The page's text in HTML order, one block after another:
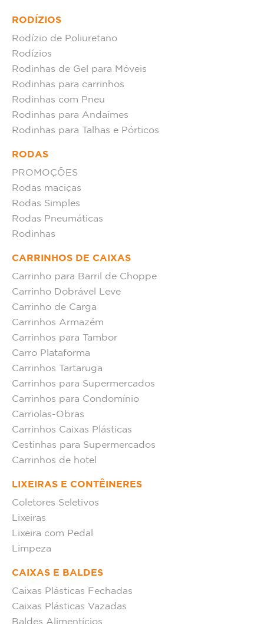
RODÍZIOS
Rodízio de Poliuretano
Rodízios
Rodinhas de Gel para Móveis
Rodinhas para carrinhos
Rodinhas com Pneu
Rodinhas para Andaimes
Rodinhas para Talhas e Pórticos
RODAS
PROMOÇÕES
Rodas maciças
Rodas Simples
Rodas Pneumáticas
Rodinhas
CARRINHOS DE CAIXAS
Carrinho para Barril de Choppe
Carrinho Dobrável Leve
Carrinho de Carga
Carrinhos Armazém
Carrinhos para Tambor
Carro Plataforma
Carrinhos Tartaruga
Carrinhos para Supermercados
Carrinhos para Condomínio
Carriolas-Obras
Carrinhos Caixas Plásticas
Cestinhas para Supermercados
Carrinhos de hotel
LIXEIRAS E CONTÊINERES
Coletores Seletivos
Lixeiras
Lixeira com Pedal
Limpeza
CAIXAS E BALDES
Caixas Plásticas Fechadas
Caixas Plásticas Vazadas
Baldes Alimentícios